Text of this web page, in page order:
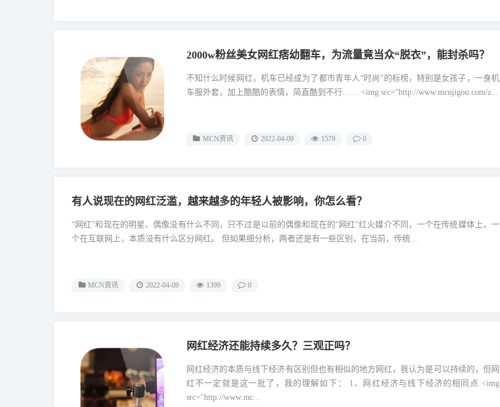
2000w粉丝美女网红痞幼翻车，为流量竟当众“脱衣”，能封杀吗？
不知什么时候网红，机车已经成为了都市青年人“时尚”的标榜，特别是女孩子，一身机
车服外套，加上酷酷的表情，简直酷到不行…… ˂img src="http://www.mcnjigou.com/z...
MCN资讯 2022-04-09 1579 0
有人说现在的网红泛滥，越来越多的年轻人被影响，你怎么看？
“网红”和现在的明星、偶像没有什么不同，只不过是以前的偶像和现在的“网红”红火媒介不同，一个在传统媒体上，一
个在互联网上，本质没有什么区分网红。 但如果细分析，两者还是有一些区别，在当前，传统...
MCN资讯 2022-04-09 1399 0
网红经济还能持续多久？三观正吗？
网红经济的本质与线下经济有区别但也有相似的地方网红，我认为是可以持续的，但网
红不一定就是这一批了，我的理解如下： 1、网红经济与线下经济的相同点 ˂img
src="http://www.mc...